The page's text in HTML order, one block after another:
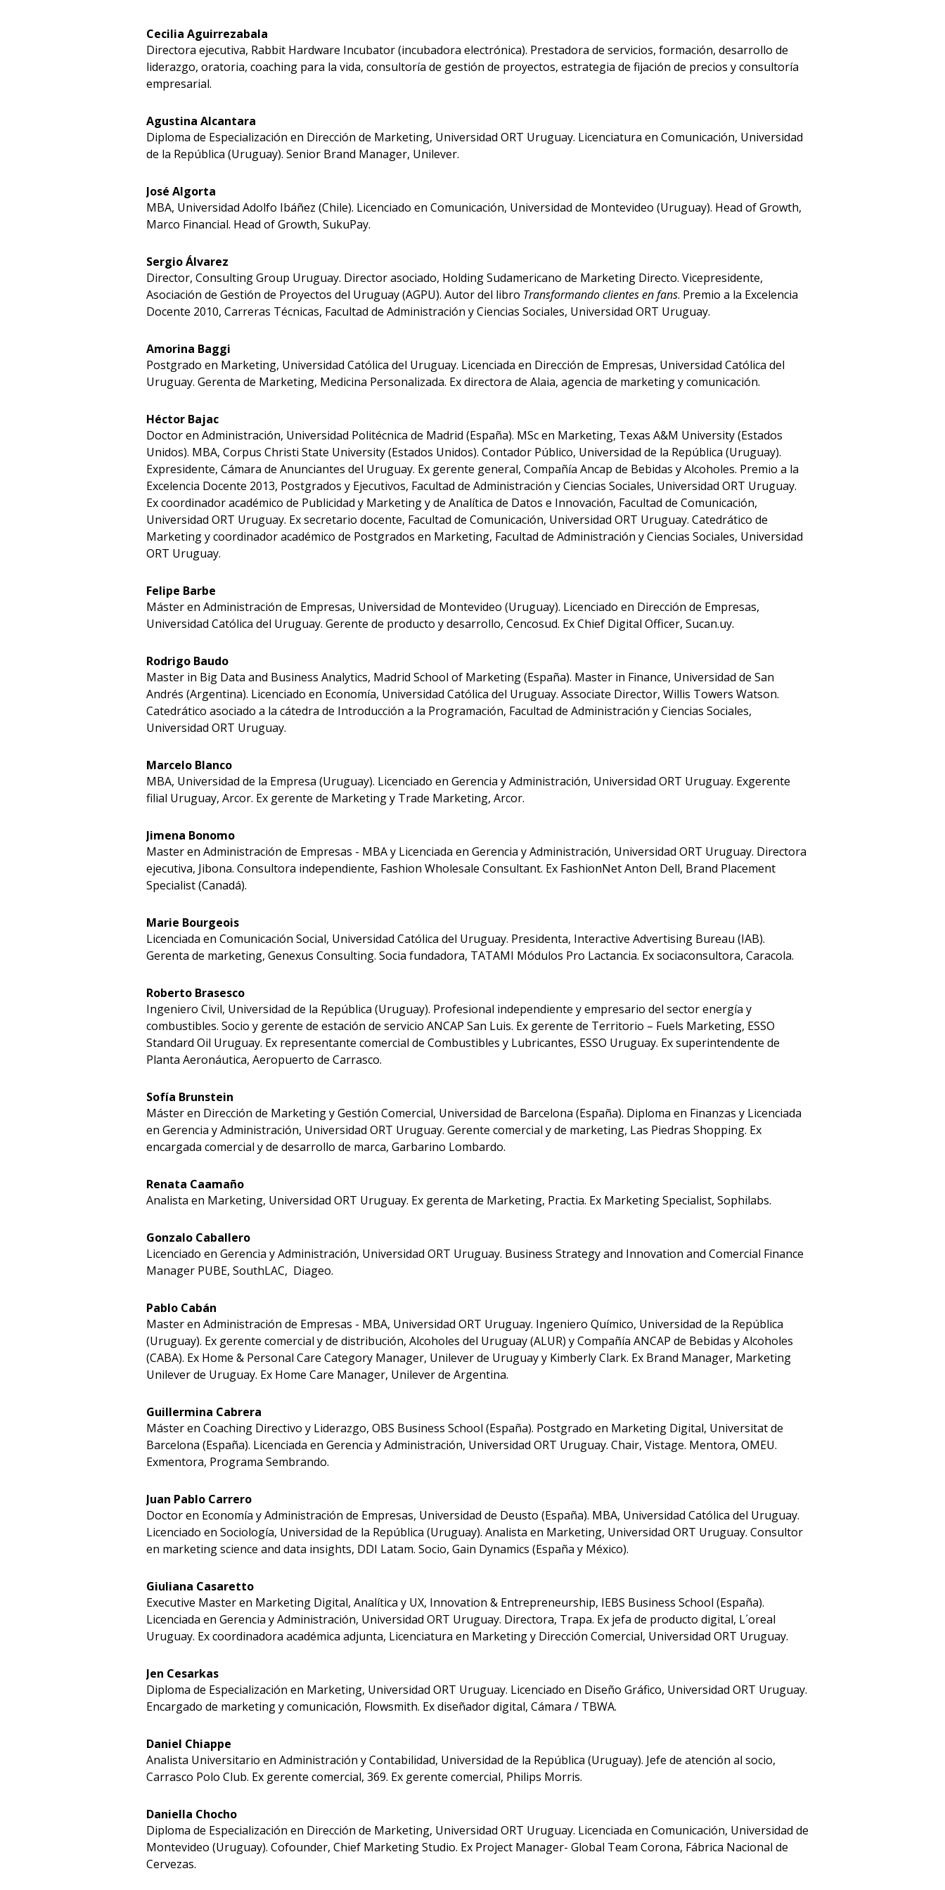
Cecilia Aguirrezabala
Directora ejecutiva, Rabbit Hardware Incubator (incubadora electrónica). Prestadora de servicios, formación, desarrollo de
liderazgo, oratoria, coaching para la vida, consultoría de gestión de proyectos, estrategia de fijación de precios y consultoría
empresarial.
Agustina Alcantara
Diploma de Especialización en Dirección de Marketing, Universidad ORT Uruguay. Licenciatura en Comunicación, Universidad
de la República (Uruguay). Senior Brand Manager, Unilever.
José Algorta
MBA, Universidad Adolfo Ibáñez (Chile). Licenciado en Comunicación, Universidad de Montevideo (Uruguay). Head of Growth,
Marco Financial. Head of Growth, SukuPay.
Sergio Álvarez
Director, Consulting Group Uruguay. Director asociado, Holding Sudamericano de Marketing Directo. Vicepresidente,
Asociación de Gestión de Proyectos del Uruguay (AGPU). Autor del libro Transformando clientes en fans. Premio a la Excelencia
Docente 2010, Carreras Técnicas, Facultad de Administración y Ciencias Sociales, Universidad ORT Uruguay.
Amorina Baggi
Postgrado en Marketing, Universidad Católica del Uruguay. Licenciada en Dirección de Empresas, Universidad Católica del
Uruguay. Gerenta de Marketing, Medicina Personalizada. Ex directora de Alaia, agencia de marketing y comunicación.
Héctor Bajac
Doctor en Administración, Universidad Politécnica de Madrid (España). MSc en Marketing, Texas A&M University (Estados
Unidos). MBA, Corpus Christi State University (Estados Unidos). Contador Público, Universidad de la República (Uruguay).
Expresidente, Cámara de Anunciantes del Uruguay. Ex gerente general, Compañía Ancap de Bebidas y Alcoholes. Premio a la
Excelencia Docente 2013, Postgrados y Ejecutivos, Facultad de Administración y Ciencias Sociales, Universidad ORT Uruguay.
Ex coordinador académico de Publicidad y Marketing y de Analítica de Datos e Innovación, Facultad de Comunicación,
Universidad ORT Uruguay. Ex secretario docente, Facultad de Comunicación, Universidad ORT Uruguay. Catedrático de
Marketing y coordinador académico de Postgrados en Marketing, Facultad de Administración y Ciencias Sociales, Universidad
ORT Uruguay.
Felipe Barbe
Máster en Administración de Empresas, Universidad de Montevideo (Uruguay). Licenciado en Dirección de Empresas,
Universidad Católica del Uruguay. Gerente de producto y desarrollo, Cencosud. Ex Chief Digital Officer, Sucan.uy.
Rodrigo Baudo
Master in Big Data and Business Analytics, Madrid School of Marketing (España). Master in Finance, Universidad de San
Andrés (Argentina). Licenciado en Economía, Universidad Católica del Uruguay. Associate Director, Willis Towers Watson.
Catedrático asociado a la cátedra de Introducción a la Programación, Facultad de Administración y Ciencias Sociales,
Universidad ORT Uruguay.
Marcelo Blanco
MBA, Universidad de la Empresa (Uruguay). Licenciado en Gerencia y Administración, Universidad ORT Uruguay. Exgerente
filial Uruguay, Arcor. Ex gerente de Marketing y Trade Marketing, Arcor.
Jimena Bonomo
Master en Administración de Empresas - MBA y Licenciada en Gerencia y Administración, Universidad ORT Uruguay. Directora
ejecutiva, Jibona. Consultora independiente, Fashion Wholesale Consultant. Ex FashionNet Anton Dell, Brand Placement
Specialist (Canadá).
Marie Bourgeois
Licenciada en Comunicación Social, Universidad Católica del Uruguay. Presidenta, Interactive Advertising Bureau (IAB).
Gerenta de marketing, Genexus Consulting. Socia fundadora, TATAMI Módulos Pro Lactancia. Ex sociaconsultora, Caracola.
Roberto Brasesco
Ingeniero Civil, Universidad de la República (Uruguay). Profesional independiente y empresario del sector energía y
combustibles. Socio y gerente de estación de servicio ANCAP San Luis. Ex gerente de Territorio – Fuels Marketing, ESSO
Standard Oil Uruguay. Ex representante comercial de Combustibles y Lubricantes, ESSO Uruguay. Ex superintendente de
Planta Aeronáutica, Aeropuerto de Carrasco.
Sofía Brunstein
Máster en Dirección de Marketing y Gestión Comercial, Universidad de Barcelona (España). Diploma en Finanzas y Licenciada
en Gerencia y Administración, Universidad ORT Uruguay. Gerente comercial y de marketing, Las Piedras Shopping. Ex
encargada comercial y de desarrollo de marca, Garbarino Lombardo.
Renata Caamaño
Analista en Marketing, Universidad ORT Uruguay. Ex gerenta de Marketing, Practia. Ex Marketing Specialist, Sophilabs.
Gonzalo Caballero
Licenciado en Gerencia y Administración, Universidad ORT Uruguay. Business Strategy and Innovation and Comercial Finance
Manager PUBE, SouthLAC, Diageo.
Pablo Cabán
Master en Administración de Empresas - MBA, Universidad ORT Uruguay. Ingeniero Químico, Universidad de la República
(Uruguay). Ex gerente comercial y de distribución, Alcoholes del Uruguay (ALUR) y Compañía ANCAP de Bebidas y Alcoholes
(CABA). Ex Home & Personal Care Category Manager, Unilever de Uruguay y Kimberly Clark. Ex Brand Manager, Marketing
Unilever de Uruguay. Ex Home Care Manager, Unilever de Argentina.
Guillermina Cabrera
Máster en Coaching Directivo y Liderazgo, OBS Business School (España). Postgrado en Marketing Digital, Universitat de
Barcelona (España). Licenciada en Gerencia y Administración, Universidad ORT Uruguay. Chair, Vistage. Mentora, OMEU.
Exmentora, Programa Sembrando.
Juan Pablo Carrero
Doctor en Economía y Administración de Empresas, Universidad de Deusto (España). MBA, Universidad Católica del Uruguay.
Licenciado en Sociología, Universidad de la República (Uruguay). Analista en Marketing, Universidad ORT Uruguay. Consultor
en marketing science and data insights, DDI Latam. Socio, Gain Dynamics (España y México).
Giuliana Casaretto
Executive Master en Marketing Digital, Analítica y UX, Innovation & Entrepreneurship, IEBS Business School (España).
Licenciada en Gerencia y Administración, Universidad ORT Uruguay. Directora, Trapa. Ex jefa de producto digital, L´oreal
Uruguay. Ex coordinadora académica adjunta, Licenciatura en Marketing y Dirección Comercial, Universidad ORT Uruguay.
Jen Cesarkas
Diploma de Especialización en Marketing, Universidad ORT Uruguay. Licenciado en Diseño Gráfico, Universidad ORT Uruguay.
Encargado de marketing y comunicación, Flowsmith. Ex diseñador digital, Cámara / TBWA.
Daniel Chiappe
Analista Universitario en Administración y Contabilidad, Universidad de la República (Uruguay). Jefe de atención al socio,
Carrasco Polo Club. Ex gerente comercial, 369. Ex gerente comercial, Philips Morris.
Daniella Chocho
Diploma de Especialización en Dirección de Marketing, Universidad ORT Uruguay. Licenciada en Comunicación, Universidad de
Montevideo (Uruguay). Cofounder, Chief Marketing Studio. Ex Project Manager- Global Team Corona, Fábrica Nacional de
Cervezas.